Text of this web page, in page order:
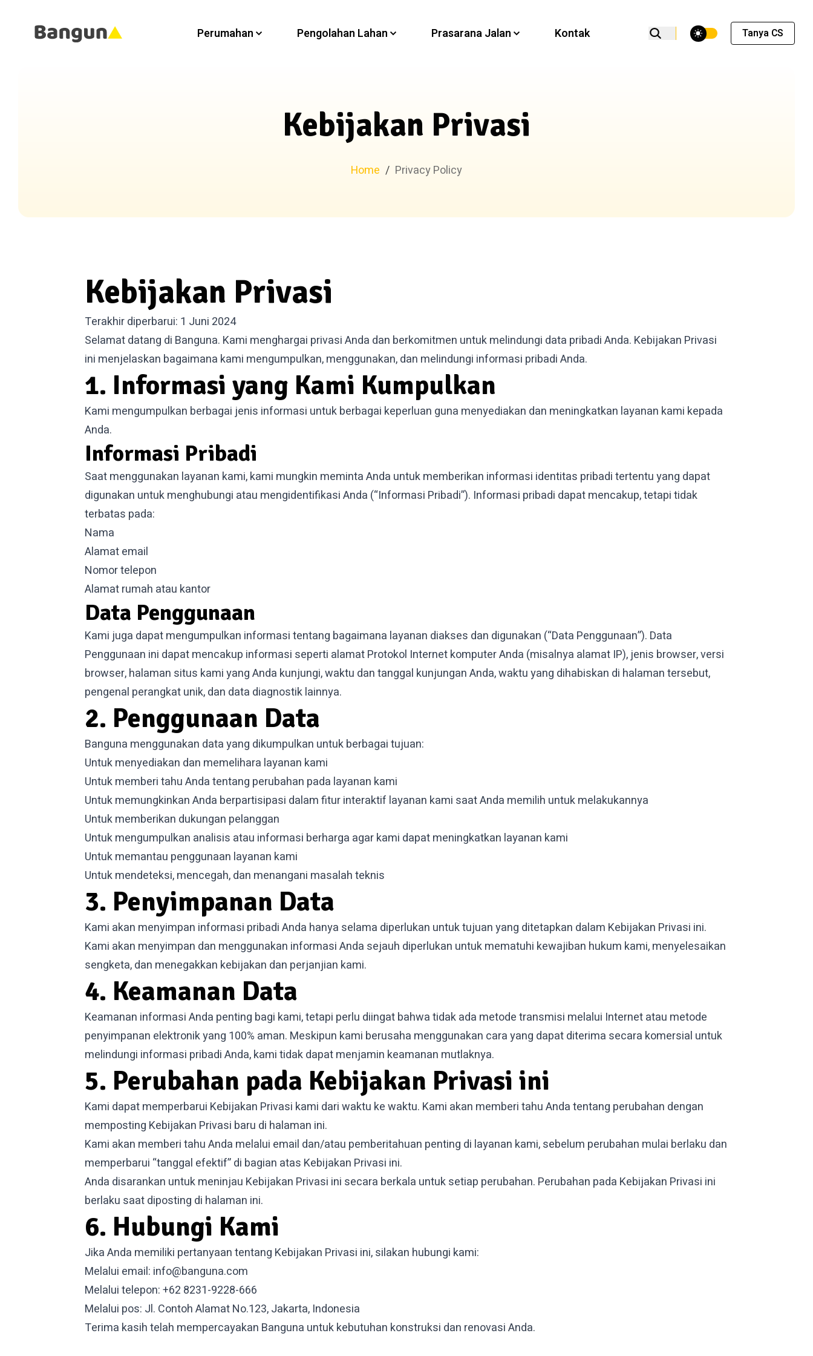
Perumahan Pengolahan Lahan Prasarana Jalan Kontak theme switcher Tanya CS
Kebijakan Privasi
Home / Privacy Policy
Kebijakan Privasi
Terakhir diperbarui: 1 Juni 2024
Selamat datang di Banguna. Kami menghargai privasi Anda dan berkomitmen untuk melindungi data pribadi Anda. Kebijakan Privasi
ini menjelaskan bagaimana kami mengumpulkan, menggunakan, dan melindungi informasi pribadi Anda.
1. Informasi yang Kami Kumpulkan
Kami mengumpulkan berbagai jenis informasi untuk berbagai keperluan guna menyediakan dan meningkatkan layanan kami kepada
Anda.
Informasi Pribadi
Saat menggunakan layanan kami, kami mungkin meminta Anda untuk memberikan informasi identitas pribadi tertentu yang dapat
digunakan untuk menghubungi atau mengidentifikasi Anda (“Informasi Pribadi”). Informasi pribadi dapat mencakup, tetapi tidak
terbatas pada:
Nama
Alamat email
Nomor telepon
Alamat rumah atau kantor
Data Penggunaan
Kami juga dapat mengumpulkan informasi tentang bagaimana layanan diakses dan digunakan (“Data Penggunaan”). Data
Penggunaan ini dapat mencakup informasi seperti alamat Protokol Internet komputer Anda (misalnya alamat IP), jenis browser, versi
browser, halaman situs kami yang Anda kunjungi, waktu dan tanggal kunjungan Anda, waktu yang dihabiskan di halaman tersebut,
pengenal perangkat unik, dan data diagnostik lainnya.
2. Penggunaan Data
Banguna menggunakan data yang dikumpulkan untuk berbagai tujuan:
Untuk menyediakan dan memelihara layanan kami
Untuk memberi tahu Anda tentang perubahan pada layanan kami
Untuk memungkinkan Anda berpartisipasi dalam fitur interaktif layanan kami saat Anda memilih untuk melakukannya
Untuk memberikan dukungan pelanggan
Untuk mengumpulkan analisis atau informasi berharga agar kami dapat meningkatkan layanan kami
Untuk memantau penggunaan layanan kami
Untuk mendeteksi, mencegah, dan menangani masalah teknis
3. Penyimpanan Data
Kami akan menyimpan informasi pribadi Anda hanya selama diperlukan untuk tujuan yang ditetapkan dalam Kebijakan Privasi ini.
Kami akan menyimpan dan menggunakan informasi Anda sejauh diperlukan untuk mematuhi kewajiban hukum kami, menyelesaikan
sengketa, dan menegakkan kebijakan dan perjanjian kami.
4. Keamanan Data
Keamanan informasi Anda penting bagi kami, tetapi perlu diingat bahwa tidak ada metode transmisi melalui Internet atau metode
penyimpanan elektronik yang 100% aman. Meskipun kami berusaha menggunakan cara yang dapat diterima secara komersial untuk
melindungi informasi pribadi Anda, kami tidak dapat menjamin keamanan mutlaknya.
5. Perubahan pada Kebijakan Privasi ini
Kami dapat memperbarui Kebijakan Privasi kami dari waktu ke waktu. Kami akan memberi tahu Anda tentang perubahan dengan
memposting Kebijakan Privasi baru di halaman ini.
Kami akan memberi tahu Anda melalui email dan/atau pemberitahuan penting di layanan kami, sebelum perubahan mulai berlaku dan
memperbarui “tanggal efektif” di bagian atas Kebijakan Privasi ini.
Anda disarankan untuk meninjau Kebijakan Privasi ini secara berkala untuk setiap perubahan. Perubahan pada Kebijakan Privasi ini
berlaku saat diposting di halaman ini.
6. Hubungi Kami
Jika Anda memiliki pertanyaan tentang Kebijakan Privasi ini, silakan hubungi kami:
Melalui email: info@banguna.com
Melalui telepon: +62 8231-9228-666
Melalui pos: Jl. Contoh Alamat No.123, Jakarta, Indonesia
Terima kasih telah mempercayakan Banguna untuk kebutuhan konstruksi dan renovasi Anda.